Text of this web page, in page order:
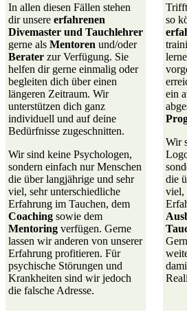
In allen diesen Fällen stehen
dir unsere erfahrenen
Divemaster und Tauchlehrer
gerne als Mentoren und/oder
Berater zur Verfügung. Sie
helfen dir gerne einmalig oder
begleiten dich über einen
längeren Zeitraum. Wir
unterstützen dich ganz
individuell und auf deine
Bedürfnisse zugeschnitten.
Wir sind keine Psychologen,
sondern einfach nur Menschen
die über langjährige und sehr
viel, sehr unterschiedliche
Erfahrung im Tauchen, dem
Coaching sowie dem
Mentoring verfügen. Gerne
lassen wir anderen von unserer
Erfahrung profitieren. Für
psychische Störungen und
Krankheiten sind wir jedoch
die falsche Adresse.
so
ein
Wir
die
viel,